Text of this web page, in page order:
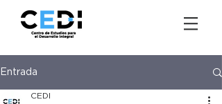
Entrada
CEDI